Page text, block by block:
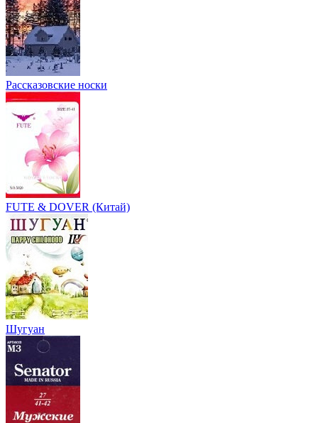
Рассказовские носки
FUTE & DOVER (Китай)
Шугуан